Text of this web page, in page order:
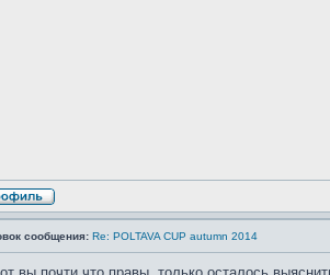
сообщения: Re: POLTAVA CUP autumn 2014